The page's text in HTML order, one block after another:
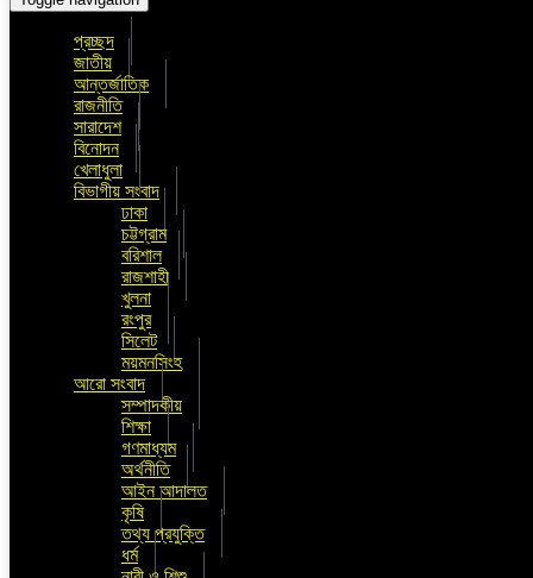
প্রচ্ছদ
জাতীয়
আন্তর্জাতিক
রাজনীতি
সারাদেশ
বিনোদন
খেলাধুলা
বিভাগীয় সংবাদ
ঢাকা
চট্টগ্রাম
বরিশাল
রাজশাহী
খুলনা
রংপুর
সিলেট
ময়মনসিংহ
আরো সংবাদ
সম্পাদকীয়
শিক্ষা
গণমাধ্যম
অর্থনীতি
আইন আদালত
কৃষি
তথ্য প্রযুক্তি
ধর্ম